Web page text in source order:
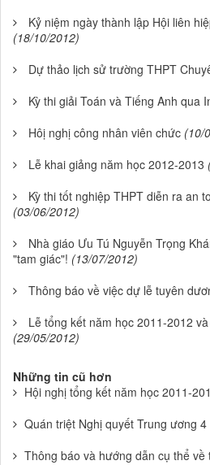
Kỷ niệm ngày thành lập Hội liên
(18/10/2012)
Dự thảo lịch sử trường THPT
Kỳ thi giải Toán và Tiếng Anh qua
Hôị nghị công nhân viên chức (10/
Lễ khai giảng năm học 2012-2013
Kỳ thi tốt nghiệp THPT diễn ra an
(03/06/2012)
Nhà giáo Ưu Tú Nguyễn Trọng
"tam giác"! (13/07/2012)
Thông báo về việc dự lễ tuyên
Lễ tổng kết năm học 2011-2012
(29/05/2012)
Những tin cũ hơn
Hội nghị tổng kết năm học 2011-
Quán triệt Nghị quyết Trung ương 4
Thông báo và hướng dẫn cụ thể về